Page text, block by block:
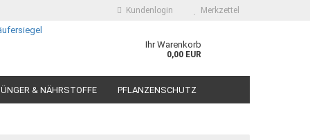
Kundenlogin Merkzettel
Ihr Warenkorb
0,00 EUR
& NÄHRSTOFFE PFLANZENSCHUTZ